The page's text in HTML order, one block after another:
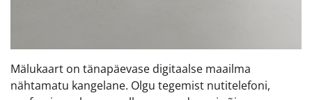
Mälukaart on tänapäevase digitaalse maailma
nähtamatu kangelane. Olgu tegemist nutitelefoni,